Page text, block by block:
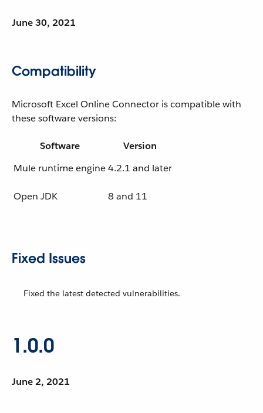
June 30, 2021
Compatibility
Microsoft Excel Online Connector is compatible with
these software versions:
Software
Version
Mule runtime engine4.2.1 and later
Open JDK 8 and 11
Fixed Issues
Fixed the latest detected vulnerabilities.
1.0.0
June 2, 2021